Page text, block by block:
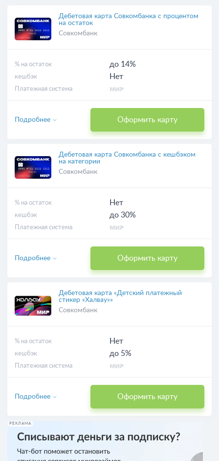
Выгодные
Дебетовая карта Совкомбанка с процентом
на остаток
Совкомбанк
% на остаток до 14%
кешбэк Нет
Платежная система
Оформить карту
Подробнее
Дебетовая карта Совкомбанка с кешбэком
на категории
Совкомбанк
% на остаток Нет
кешбэк до 30%
Платежная система
Оформить карту
Подробнее
Дебетовая карта «Детский платежный
стикер «Халвау»»
Совкомбанк
% на остаток Нет
кешбэк до 5%
Платежная система
Оформить карту
Подробнее
РЕКЛАМА